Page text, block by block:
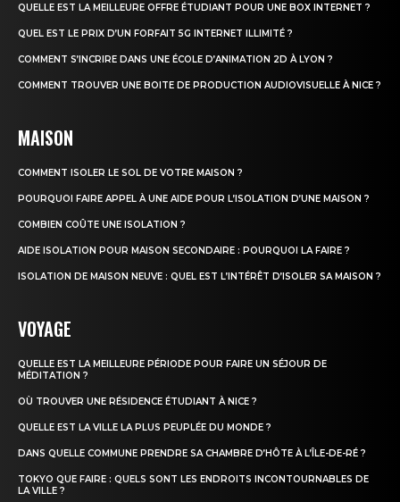
QUELLE EST LA MEILLEURE OFFRE ÉTUDIANT POUR UNE BOX INTERNET ?
QUEL EST LE PRIX D’UN FORFAIT 5G INTERNET ILLIMITÉ ?
COMMENT S’INCRIRE DANS UNE ÉCOLE D’ANIMATION 2D À LYON ?
COMMENT TROUVER UNE BOITE DE PRODUCTION AUDIOVISUELLE À NICE ?
MAISON
COMMENT ISOLER LE SOL DE VOTRE MAISON ?
POURQUOI FAIRE APPEL À UNE AIDE POUR L’ISOLATION D’UNE MAISON ?
COMBIEN COÛTE UNE ISOLATION ?
AIDE ISOLATION POUR MAISON SECONDAIRE : POURQUOI LA FAIRE ?
ISOLATION DE MAISON NEUVE : QUEL EST L’INTÉRÊT D’ISOLER SA MAISON ?
VOYAGE
QUELLE EST LA MEILLEURE PÉRIODE POUR FAIRE UN SÉJOUR DE
MÉDITATION ?
OÙ TROUVER UNE RÉSIDENCE ÉTUDIANT À NICE ?
QUELLE EST LA VILLE LA PLUS PEUPLÉE DU MONDE ?
DANS QUELLE COMMUNE PRENDRE SA CHAMBRE D’HÔTE À L’ÎLE-DE-RÉ ?
TOKYO QUE FAIRE : QUELS SONT LES ENDROITS INCONTOURNABLES DE
LA VILLE ?